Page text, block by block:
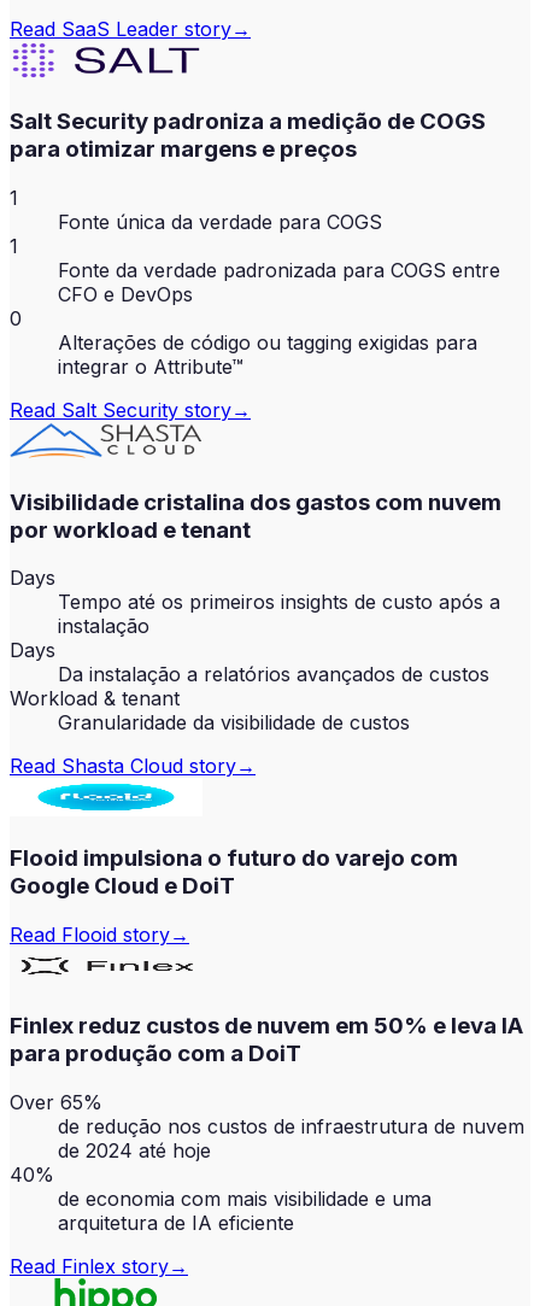
Read SaaS Leader story→
Salt Security padroniza a medição de COGS
para otimizar margens e preços
1
Fonte única da verdade para COGS
1
Fonte da verdade padronizada para COGS entre
CFO e DevOps
0
Alterações de código ou tagging exigidas para
integrar o Attribute™
Read Salt Security story→
Visibilidade cristalina dos gastos com nuvem
por workload e tenant
Days
Tempo até os primeiros insights de custo após a
instalação
Days
Da instalação a relatórios avançados de custos
Workload & tenant
Granularidade da visibilidade de custos
Read Shasta Cloud story→
Flooid impulsiona o futuro do varejo com
Google Cloud e DoiT
Read Flooid story→
Finlex reduz custos de nuvem em 50% e leva IA
para produção com a DoiT
Over 65%
de redução nos custos de infraestrutura de nuvem
de 2024 até hoje
40%
de economia com mais visibilidade e uma
arquitetura de IA eficiente
Read Finlex story→